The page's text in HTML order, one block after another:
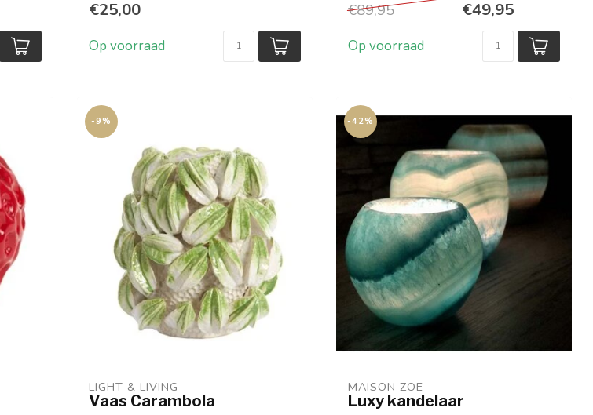
€25,00
Op voorraad
€89,95 €49,95
Op voorraad
-9%
LIGHT & LIVING
Vaas Carambola
-42%
MAISON ZOE
Luxy kandelaar